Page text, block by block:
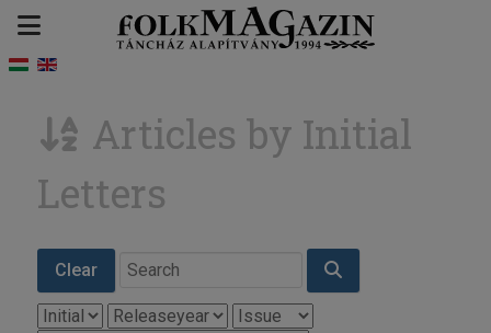
Articles by Initial
Letters
Clear